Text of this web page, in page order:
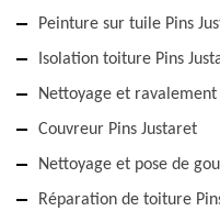
Peinture sur tuile Pins
Isolation toiture Pins
Nettoyage et ravalement
Couvreur Pins Justaret
Nettoyage et pose de
Réparation de toiture